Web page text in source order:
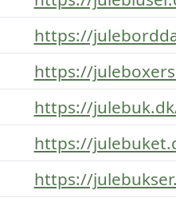
https://
https://
https://
https://
https://